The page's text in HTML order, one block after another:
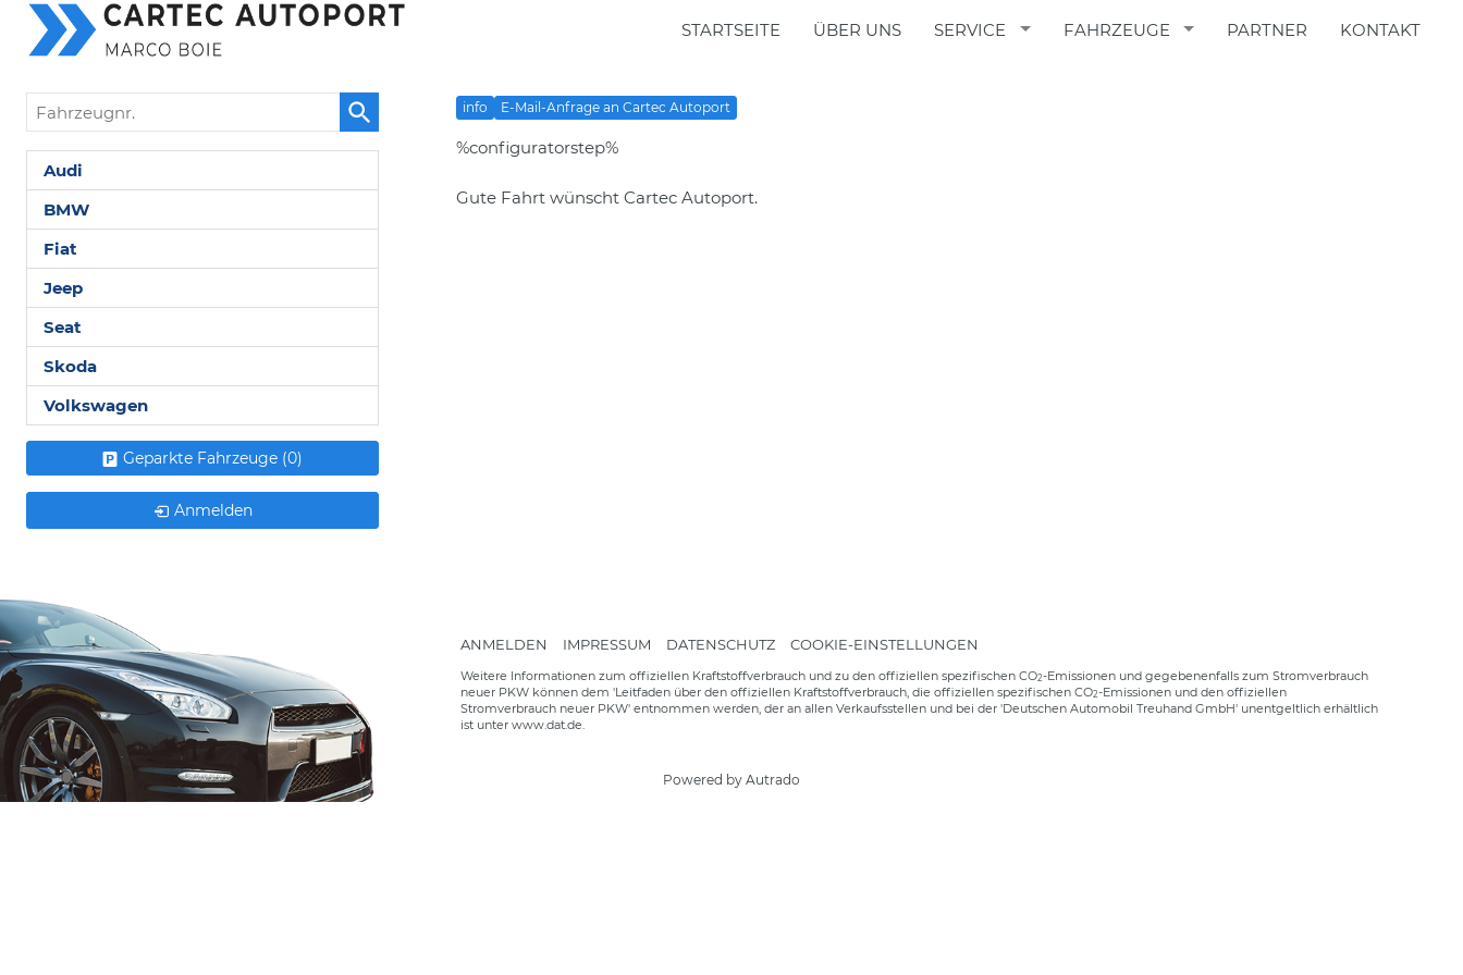
STARTSEITE ÜBER UNS SERVICE FAHRZEUGE PARTNER KONTAKT
info E-Mail-Anfrage an Cartec Autoport
%configuratorstep%
Gute Fahrt wünscht Cartec Autoport.
Fahrzeugnr.
Audi
BMW
Fiat
Jeep
Seat
Skoda
Volkswagen
Geparkte Fahrzeuge (0)
Anmelden
ANMELDEN IMPRESSUM DATENSCHUTZ COOKIE-EINSTELLUNGEN
Weitere Informationen zum offiziellen Kraftstoffverbrauch und zu den offiziellen spezifischen CO2-Emissionen und gegebenenfalls zum Stromverbrauch
neuer PKW können dem 'Leitfaden über den offiziellen Kraftstoffverbrauch, die offiziellen spezifischen CO2-Emissionen und den offiziellen
Stromverbrauch neuer PKW' entnommen werden, der an allen Verkaufsstellen und bei der 'Deutschen Automobil Treuhand GmbH' unentgeltlich erhältlich
ist unter www.dat.de.
Powered by Autrado